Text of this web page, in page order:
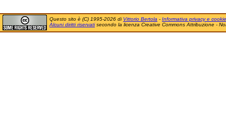
Questo sito è (C) 1995-2026 di Vittorio Bertola - Informativa privacy e cookie
Alcuni diritti riservatisecondo la licenza Creative Commons Attribuzione -